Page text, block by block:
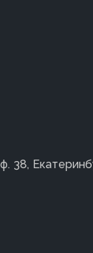
38,